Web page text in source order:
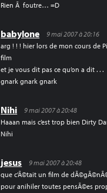
Rien Ã foutre… =D
babylone
9 mai 2007 à 20:16
arg ! ! ! hier lors de mon cours de
film
et je vous dit pas ce qu’on a dit . . .
gnark gnark gnark
Nihi
9 mai 2007 à 20:48
Haaan mais c’est trop bien Dirty
Nihi
jesus
9 mai 2007 à 20:48
que c’Ã©tait un film de
pour anihiler toutes pensÃ©es